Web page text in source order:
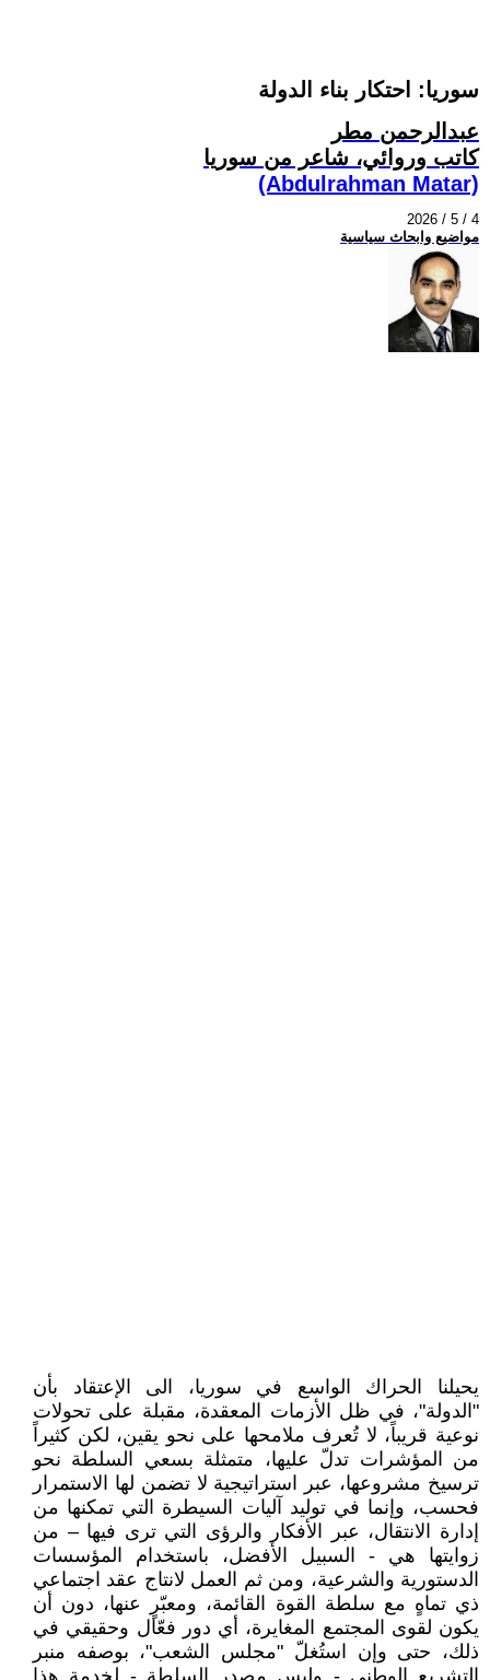
سوريا: احتكار بناء الدولة
عبدالرحمن مطر
كاتب وروائي، شاعر من سوريا
(Abdulrahman Matar)
2026 / 5 / 4
مواضيع وابحاث سياسية
يحيلنا الحراك الواسع في سوريا، الى الإعتقاد بأن
"الدولة"، في ظل الأزمات المعقدة، مقبلة على تحولات
نوعية قريباً، لا تُعرف ملامحها على نحو يقين، لكن كثيراً
من المؤشرات تدلّ عليها، متمثلة بسعي السلطة نحو
ترسيخ مشروعها، عبر استراتيجية لا تضمن لها الاستمرار
فحسب، وإنما في توليد آليات السيطرة التي تمكنها من
إدارة الانتقال، عبر الأفكار والرؤى التي ترى فيها – من
زوايتها هي - السبيل الأفضل، باستخدام المؤسسات
الدستورية والشرعية، ومن ثم العمل لانتاج عقد اجتماعي
ذي تماهٍ مع سلطة القوة القائمة، ومعبّرٍ عنها، دون أن
يكون لقوى المجتمع المغايرة، أي دور فعّال وحقيقي في
ذلك، حتى وإن استُغلّ "مجلس الشعب"، بوصفه منبر